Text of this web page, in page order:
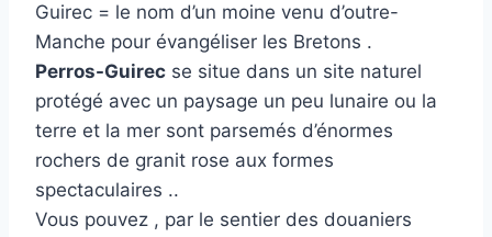
Guirec = le nom d’un moine venu d’outre-
Manche pour évangéliser les Bretons .
Perros-Guirec se situe dans un site naturel
protégé avec un paysage un peu lunaire ou la
terre et la mer sont parsemés d’énormes
rochers de granit rose aux formes
spectaculaires ..
Vous pouvez , par le sentier des douaniers